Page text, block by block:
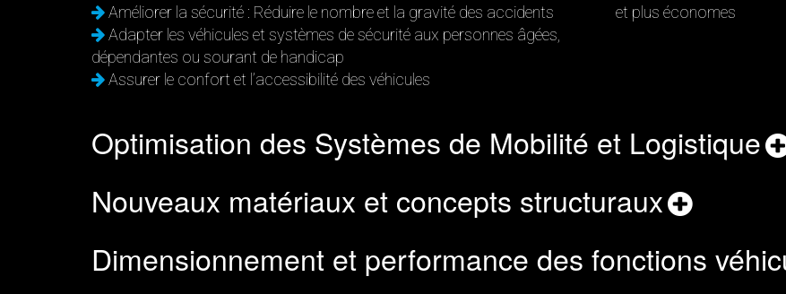
Améliorer la sécurité : Réduire le nombre et la gravité des accidents
Adapter les véhicules et systèmes de sécurité aux personnes âgées,
dépendantes ou sourant de handicap
Assurer le confort et l’accessibilité des véhicules
et plus économes
Optimisation des Systèmes de Mobilité et Logistique
Nouveaux matériaux et concepts structuraux
Dimensionnement et performance des fonctions